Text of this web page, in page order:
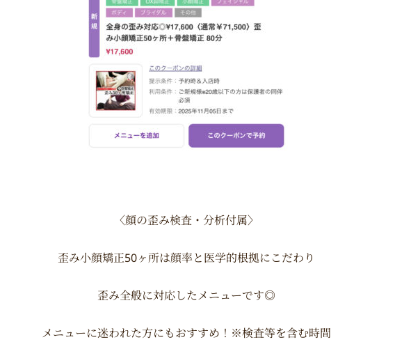
〈顔の歪み検査・分析付属〉
歪み小顔矯正50ヶ所は顔率と医学的根拠にこだわり
歪み全般に対応したメニューです◎
メニューに迷われた方にもおすすめ！※検査等を含む時間